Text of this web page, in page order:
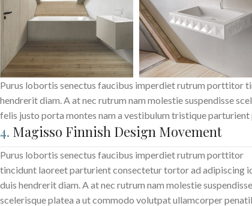
Purus lobortis senectus faucibus imperdiet rutrum porttitor
hendrerit diam. A at nec rutrum nam molestie suspendisse
felis justo porta montes nam a vestibulum tristique parturient
4. Magisso Finnish Design Movement
Purus lobortis senectus faucibus imperdiet rutrum porttitor
tincidunt laoreet parturient consectetur tortor ad adipiscing
duis hendrerit diam. A at nec rutrum nam molestie suspendisse
scelerisque platea a ut commodo volutpat ullamcorper